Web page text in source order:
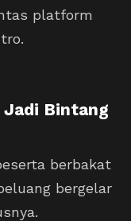
platform
Jadi Bintang
berbakat
bergelar